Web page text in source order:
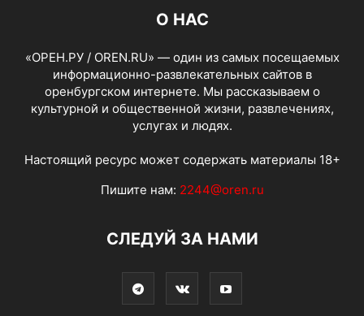
О НАС
«ОРЕН.РУ / OREN.RU» — один из самых посещаемых
информационно-развлекательных сайтов в
оренбургском интернете. Мы рассказываем о
культурной и общественной жизни, развлечениях,
услугах и людях.
Настоящий ресурс может содержать материалы 18+
Пишите нам: 2244@oren.ru
СЛЕДУЙ ЗА НАМИ